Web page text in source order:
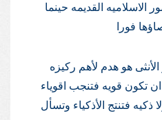
الاسلاميه القديمه حينما
فورا
هو هدم لأهم ركيزه
تكون قويه فتنجب اقوياء
فتنتج الأذكياء وتسأل